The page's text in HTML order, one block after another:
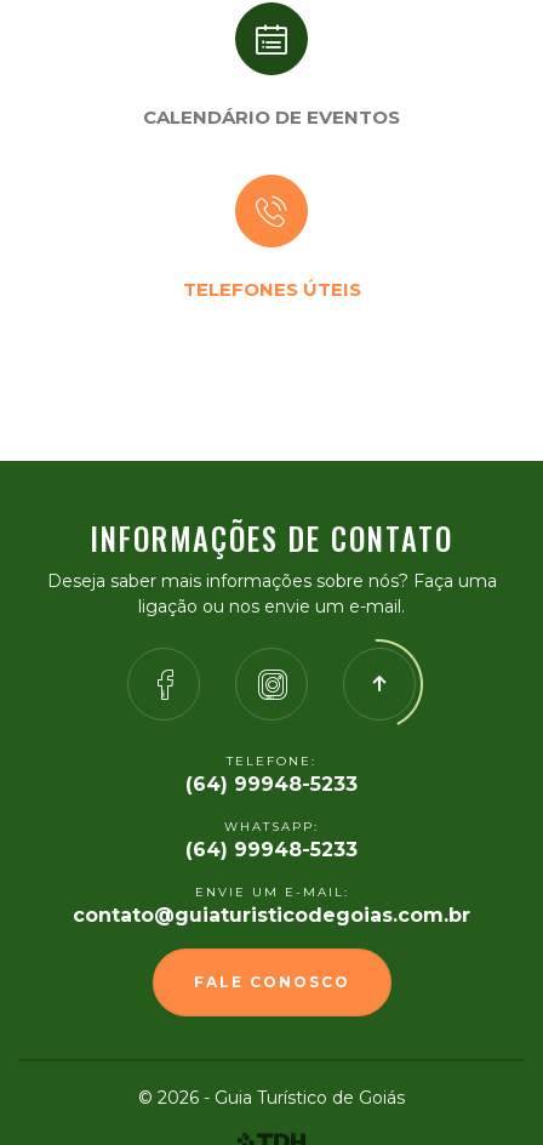
CALENDÁRIO DE EVENTOS
TELEFONES ÚTEIS
INFORMAÇÕES DE CONTATO
Deseja saber mais informações sobre nós? Faça uma
ligação ou nos envie um e-mail.
TELEFONE:
(64) 99948-5233
WHATSAPP:
(64) 99948-5233
ENVIE UM E-MAIL:
contato@guiaturisticodegoias.com.br
FALE CONOSCO
© 2026 - Guia Turístico de Goiás